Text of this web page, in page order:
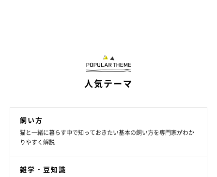
ねこのきもち投稿写真ギャラリー
香箱座りのポーズなのに、前足の裏を床にぴたっとつけて座って
いたら、少し緊張感があるといえます。腰を下ろして休んでいる
ものの、足裏を床につけることで、いつでも立ち上がれるように
人気テーマ
飼い方
猫と一緒に暮らす中で知っておきたい基本の飼い方を専門家がわか
りやすく解説
雑学・豆知識